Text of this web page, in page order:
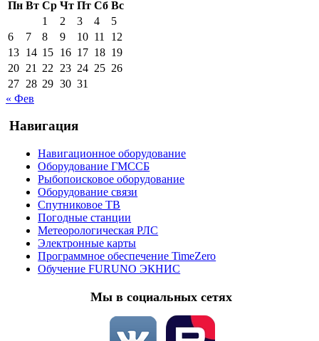
Пн Вт Ср Чт Пт Сб Вс
1
2 3 4
5
6
7 8 9 10 11
12
13 14 15 16 17 18 19
20 21 22 23 24 25 26
27 28 29 30 31
« Фев
Навигация
Навигационное оборудование
Оборудование ГМССБ
Рыбопоисковое оборудование
Оборудование связи
Спутниковое ТВ
Погодные станции
Метеорологическая РЛС
Электронные карты
Программное обеспечение TimeZero
Обучение FURUNO ЭКНИС
Мы в социальных сетях